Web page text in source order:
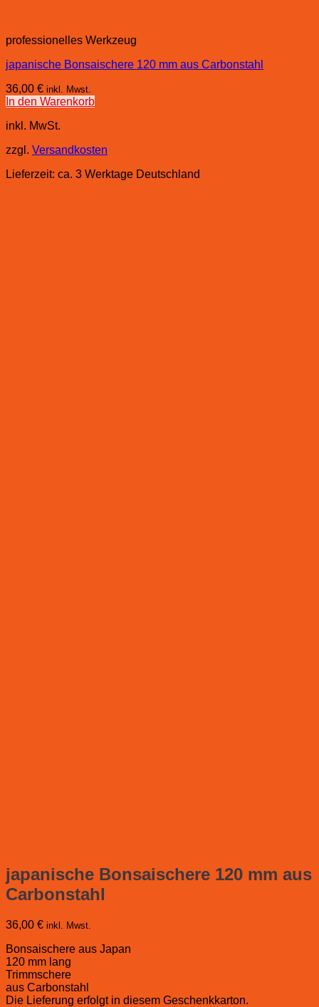
professionelles Werkzeug
japanische Bonsaischere 120 mm aus Carbonstahl
36,00 € inkl. Mwst.
In den Warenkorb
inkl. MwSt.
zzgl. Versandkosten
Lieferzeit: ca. 3 Werktage Deutschland
japanische Bonsaischere 120 mm aus
Carbonstahl
36,00 € inkl. Mwst.
Bonsaischere aus Japan
120 mm lang
Trimmschere
aus Carbonstahl
Die Lieferung erfolgt in diesem Geschenkkarton.